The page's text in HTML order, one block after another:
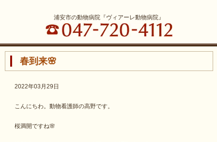
浦安市の動物病院『ヴィアーレ動物病院』
春到来🌸
2022年03月29日
こんにちわ。動物看護師の高野です。
桜満開ですね🌸